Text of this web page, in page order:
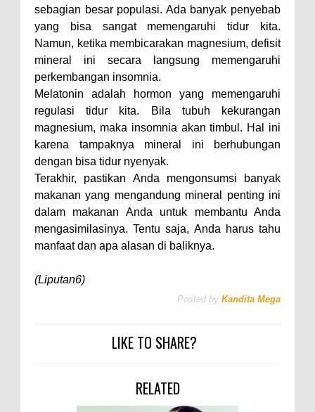
sebagian besar populasi. Ada banyak penyebab
yang bisa sangat memengaruhi tidur kita.
Namun, ketika membicarakan magnesium, defisit
mineral ini secara langsung memengaruhi
perkembangan insomnia.
Melatonin adalah hormon yang memengaruhi
regulasi tidur kita. Bila tubuh kekurangan
magnesium, maka insomnia akan timbul. Hal ini
karena tampaknya mineral ini berhubungan
dengan bisa tidur nyenyak.
Terakhir, pastikan Anda mengonsumsi banyak
makanan yang mengandung mineral penting ini
dalam makanan Anda untuk membantu Anda
mengasimilasinya. Tentu saja, Anda harus tahu
manfaat dan apa alasan di baliknya.
(Liputan6)
Posted by Kandita Mega
LIKE TO SHARE?
RELATED